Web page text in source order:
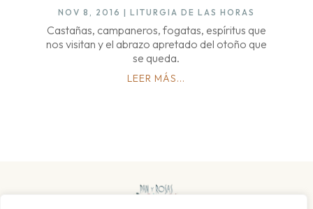
NOV 8, 2016 | LITURGIA DE LAS HORAS
Castañas, campaneros, fogatas, espíritus que
nos visitan y el abrazo apretado del otoño que
se queda.
LEER MÁS...